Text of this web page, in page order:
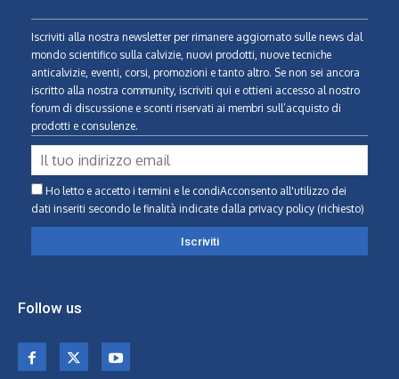
Iscriviti alla nostra newsletter per rimanere aggiornato sulle news dal
mondo scientifico sulla calvizie, nuovi prodotti, nuove tecniche
anticalvizie, eventi, corsi, promozioni e tanto altro. Se non sei ancora
iscritto alla nostra community, iscriviti qui e ottieni accesso al nostro
forum di discussione e sconti riservati ai membri sull’acquisto di
prodotti e consulenze.
Ho letto e accetto i termini e le condiAcconsento all'utilizzo dei
dati inseriti secondo le finalità indicate dalla privacy policy (richiesto)
Follow us